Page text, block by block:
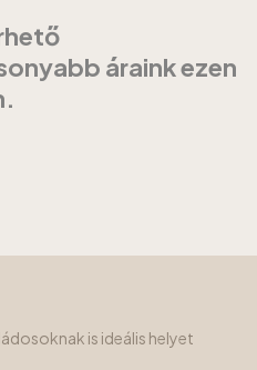
áraink ezen
is ideális helyet